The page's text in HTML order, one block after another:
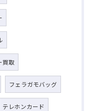
買取
フェラガモバッグ
テレホンカード